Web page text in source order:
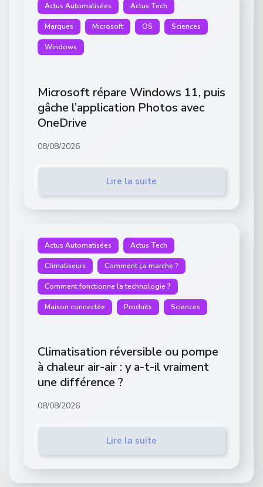
Actus Automatisées Actus Tech
Marques Microsoft OS Sciences
Windows
Microsoft répare Windows 11, puis
gâche l’application Photos avec
OneDrive
08/08/2026
Lire la suite
Actus Automatisées Actus Tech
Climatiseurs Comment ça marche ?
Comment fonctionne la technologie ?
Maison connectée Produits Sciences
Climatisation réversible ou pompe
à chaleur air-air : y a-t-il vraiment
une différence ?
08/08/2026
Lire la suite